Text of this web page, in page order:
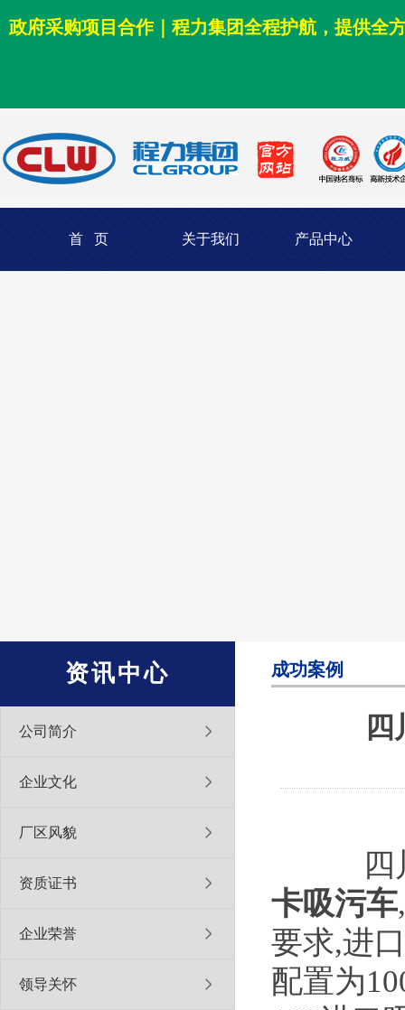
政府采购项目合作｜程力集团全程护航，提供全
首 页 关于我们 产品中心
资讯中心
公司简介
企业文化
厂区风貌
资质证书
企业荣誉
领导关怀
成功案例
四川
卡吸污车
要求,进
配置为